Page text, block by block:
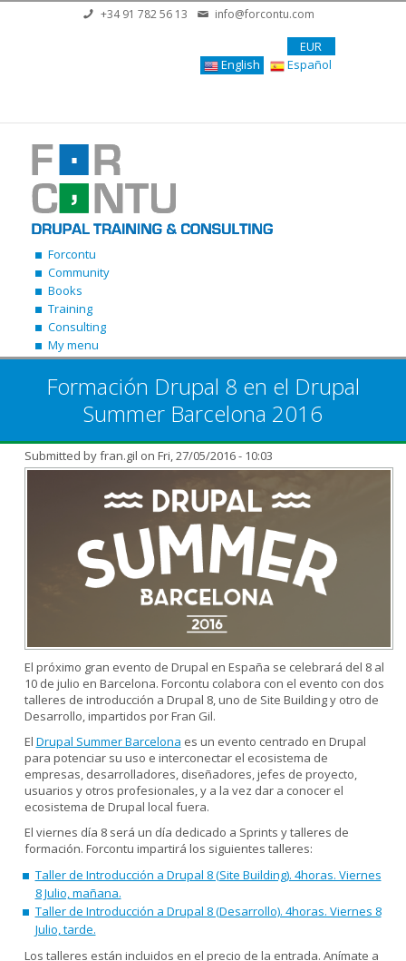
Skip to main content+34 91 782 56 13 info@forcontu.com
EUR
English
Español
Forcontu
Community
Books
Training
Consulting
My menu
Formación Drupal 8 en el Drupal
Summer Barcelona 2016
Submitted byfran.gil on Fri, 27/05/2016 - 10:03
El próximo gran evento de Drupal en España se celebrará del 8 al
10 de julio en Barcelona. Forcontu colabora con el evento con dos
talleres de introducción a Drupal 8, uno de Site Building y otro de
Desarrollo, impartidos por Fran Gil.
El Drupal Summer Barcelona es un evento centrado en Drupal
para potenciar su uso e interconectar el ecosistema de
empresas, desarrolladores, diseñadores, jefes de proyecto,
usuarios y otros profesionales, y a la vez dar a conocer el
ecosistema de Drupal local fuera.
El viernes día 8 será un día dedicado a Sprints y talleres de
formación. Forcontu impartirá los siguientes talleres:
Taller de Introducción a Drupal 8 (Site Building). 4horas. Viernes
8 Julio, mañana.
Taller de Introducción a Drupal 8 (Desarrollo). 4horas. Viernes 8
Julio, tarde.
Los talleres están incluidos en el precio de la entrada. Anímate a